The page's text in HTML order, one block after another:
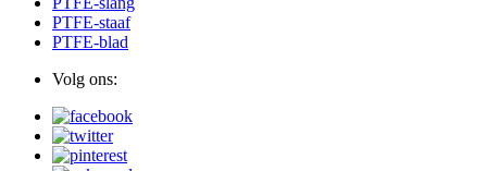
PTFE-staaf
PTFE-blad
Volg ons: